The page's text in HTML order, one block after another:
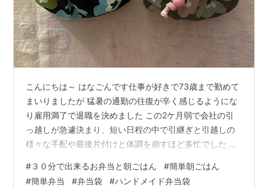
こんにちは～ はなごんです仕事が好きで73歳まで勤めて
まいりましたが 猛暑の通勤の往復が辛く感じるようにな
り雇用満了で退職を決めました この2ケ月弱で会社の引
っ越しが急遽決まり、短い日程の中で引継ぎと引越しの
様々な手配や最後片付けと体調を崩すほど多忙でした ４
を持参する仲間に 挨拶代わりに弁当袋を作りました 喜ん
でもらえると良いのですが… 中にお菓子などを入れまし
#３０分で出来るお弁当と朝ごはん #簡単朝ごはん
#簡単弁当 #弁当袋 #ハンドメイド弁当袋